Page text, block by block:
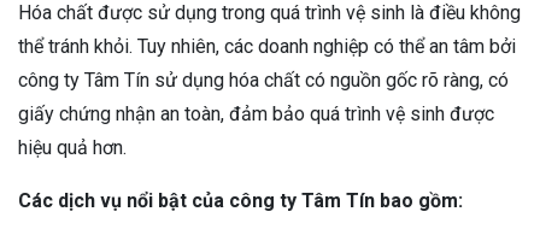
Hóa chất được sử dụng trong quá trình vệ sinh là điều không
thể tránh khỏi. Tuy nhiên, các doanh nghiệp có thể an tâm bởi
công ty Tâm Tín sử dụng hóa chất có nguồn gốc rõ ràng, có
giấy chứng nhận an toàn, đảm bảo quá trình vệ sinh được
hiệu quả hơn.
Các dịch vụ nổi bật của công ty Tâm Tín bao gồm: